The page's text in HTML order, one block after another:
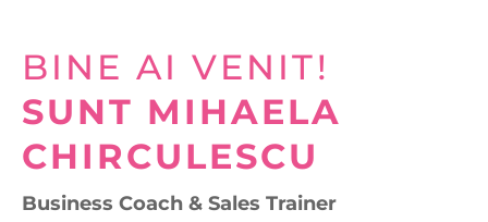
BINE AI VENIT!
SUNT MIHAELA
CHIRCULESCU
Business Coach & Sales Trainer